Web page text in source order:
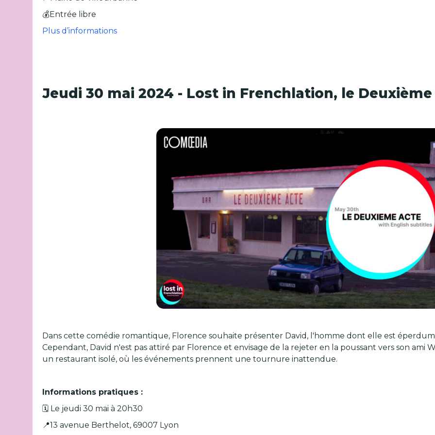
💰Entrée libre
Plus d’informations
Jeudi 30 mai 2024 - Lost in Frenchlation, le
Dans cette comédie romantique, Florence souhaite présenter David, l'homme dont elle est
Cependant, David n'est pas attiré par Florence et envisage de la rejeter en la poussant vers son ami
un restaurant isolé, où les événements prennent une tournure inattendue.
Informations pratiques :
🗓️ Le jeudi 30 mai à 20h30
📍13 avenue Berthelot, 69007 Lyon